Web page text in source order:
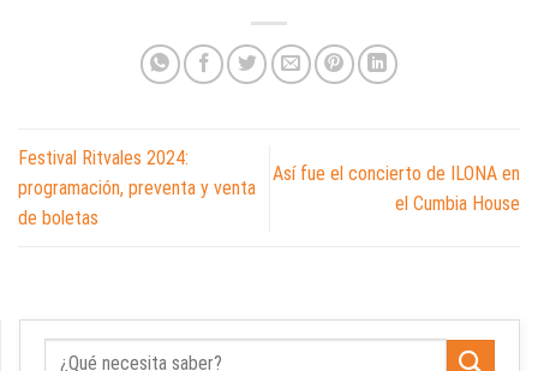
Festival Ritvales 2024:
programación, preventa y venta
de boletas
Así fue el concierto de ILONA en
el Cumbia House